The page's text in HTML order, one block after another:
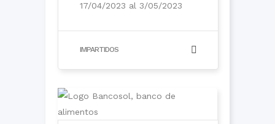
17/04/2023 al 3/05/2023
IMPARTIDOS